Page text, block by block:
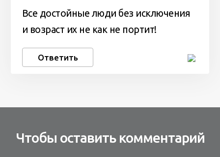
Все достойные люди без исключения
и возраст их не как не портит!
Ответить
Чтобы оставить комментарий